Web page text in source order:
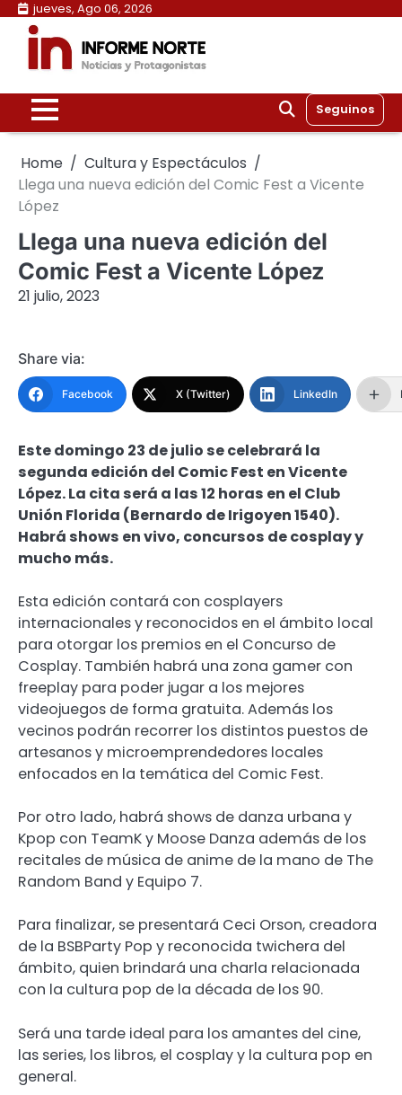
Skip
content
jueves, Ago 06, 2026
Seguinos
Home
Cultura y Espectáculos
Llega una nueva edición del Comic Fest a Vicente
López
Llega una nueva edición del
Comic Fest a Vicente López
21 julio, 2023
Share via:
Facebook X (Twitter) LinkedIn
Este domingo 23 de julio se celebrará la
segunda edición del Comic Fest en Vicente
López. La cita será a las 12 horas en el Club
Unión Florida (Bernardo de Irigoyen 1540).
Habrá shows en vivo, concursos de cosplay y
mucho más.
Esta edición contará con cosplayers
internacionales y reconocidos en el ámbito local
para otorgar los premios en el Concurso de
Cosplay. También habrá una zona gamer con
freeplay para poder jugar a los mejores
videojuegos de forma gratuita. Además los
vecinos podrán recorrer los distintos puestos de
artesanos y microemprendedores locales
enfocados en la temática del Comic Fest.
Por otro lado, habrá shows de danza urbana y
Kpop con TeamK y Moose Danza además de los
recitales de música de anime de la mano de The
Random Band y Equipo 7.
Para finalizar, se presentará Ceci Orson, creadora
de la BSBParty Pop y reconocida twichera del
ámbito, quien brindará una charla relacionada
con la cultura pop de la década de los 90.
Será una tarde ideal para los amantes del cine,
las series, los libros, el cosplay y la cultura pop en
general.